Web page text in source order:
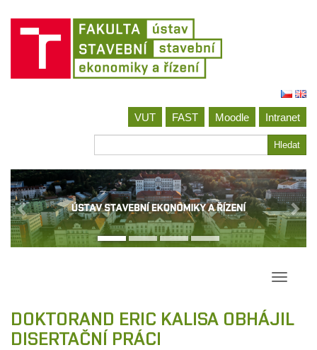
VUT FAST Moodle
Intranet
Hledat
DOKTORAND ERIC KALISA OBHÁJIL
DISERTAČNÍ PRÁCI